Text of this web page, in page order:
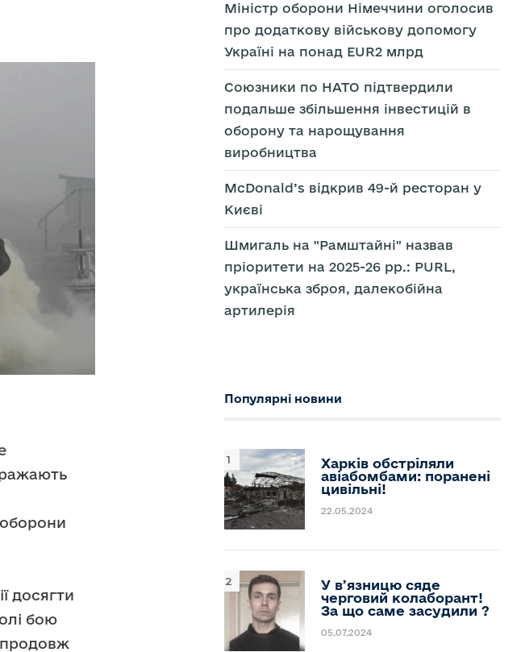
досягти
бою
Міністр оборони Німеччини оголосив
про додаткову військову допомогу
Україні на понад EUR2 млрд
Союзники по НАТО підтвердили
подальше збільшення інвестицій в
оборону та нарощування
виробництва
McDonald’s відкрив 49-й ресторан у
Києві
Шмигаль на "Рамштайні" назвав
пріоритети на 2025-26 рр.: PURL,
українська зброя, далекобійна
артилерія
Популярні новини
Харків обстріляли
авіабомбами: поранені
цивільні!
22.05.2024
У вʼязницю сяде
черговий колаборант!
За що саме засудили ?
05.07.2024